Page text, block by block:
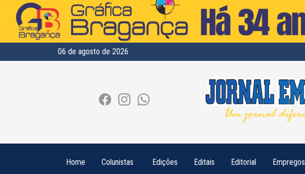
06 de agosto de 2026
Home Colunistas Edições Editais Editorial Empregos